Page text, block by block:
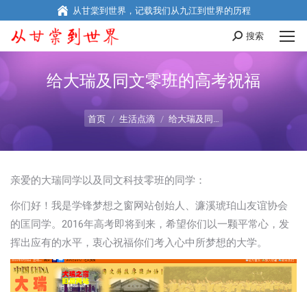
从甘棠到世界，记载我们从九江到世界的历程
Search:
搜索
给大瑞及同文零班的高考祝福
首页 生活点滴 给大瑞及同…
亲爱的大瑞同学以及同文科技零班的同学：
你们好！我是学锋梦想之窗网站创始人、濂溪琥珀山友谊协会
的匡同学。2016年高考即将到来，希望你们以一颗平常心，发
挥出应有的水平，衷心祝福你们考入心中所梦想的大学。